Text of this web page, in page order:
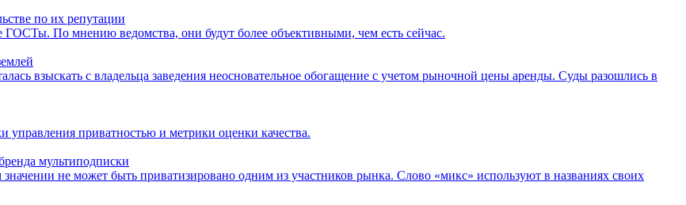
по их репутации
ГОСТы. По мнению ведомства, они будут более объективными, чем есть сейчас.
взыскать с владельца заведения неосновательное обогащение с учетом рыночной цены аренды. Суды разошлись в
управления приватностью и метрики оценки качества.
мультиподписки
не может быть приватизировано одним из участников рынка. Слово «микс» используют в названиях своих